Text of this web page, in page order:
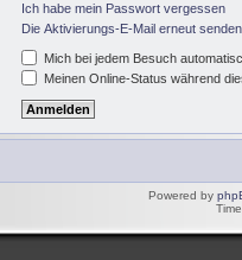
Ich habe mein Passwort vergessen
Die Aktivierungs-E-Mail erneut senden
Mich bei jedem Besuch
Meinen Online-Status während
Powered by